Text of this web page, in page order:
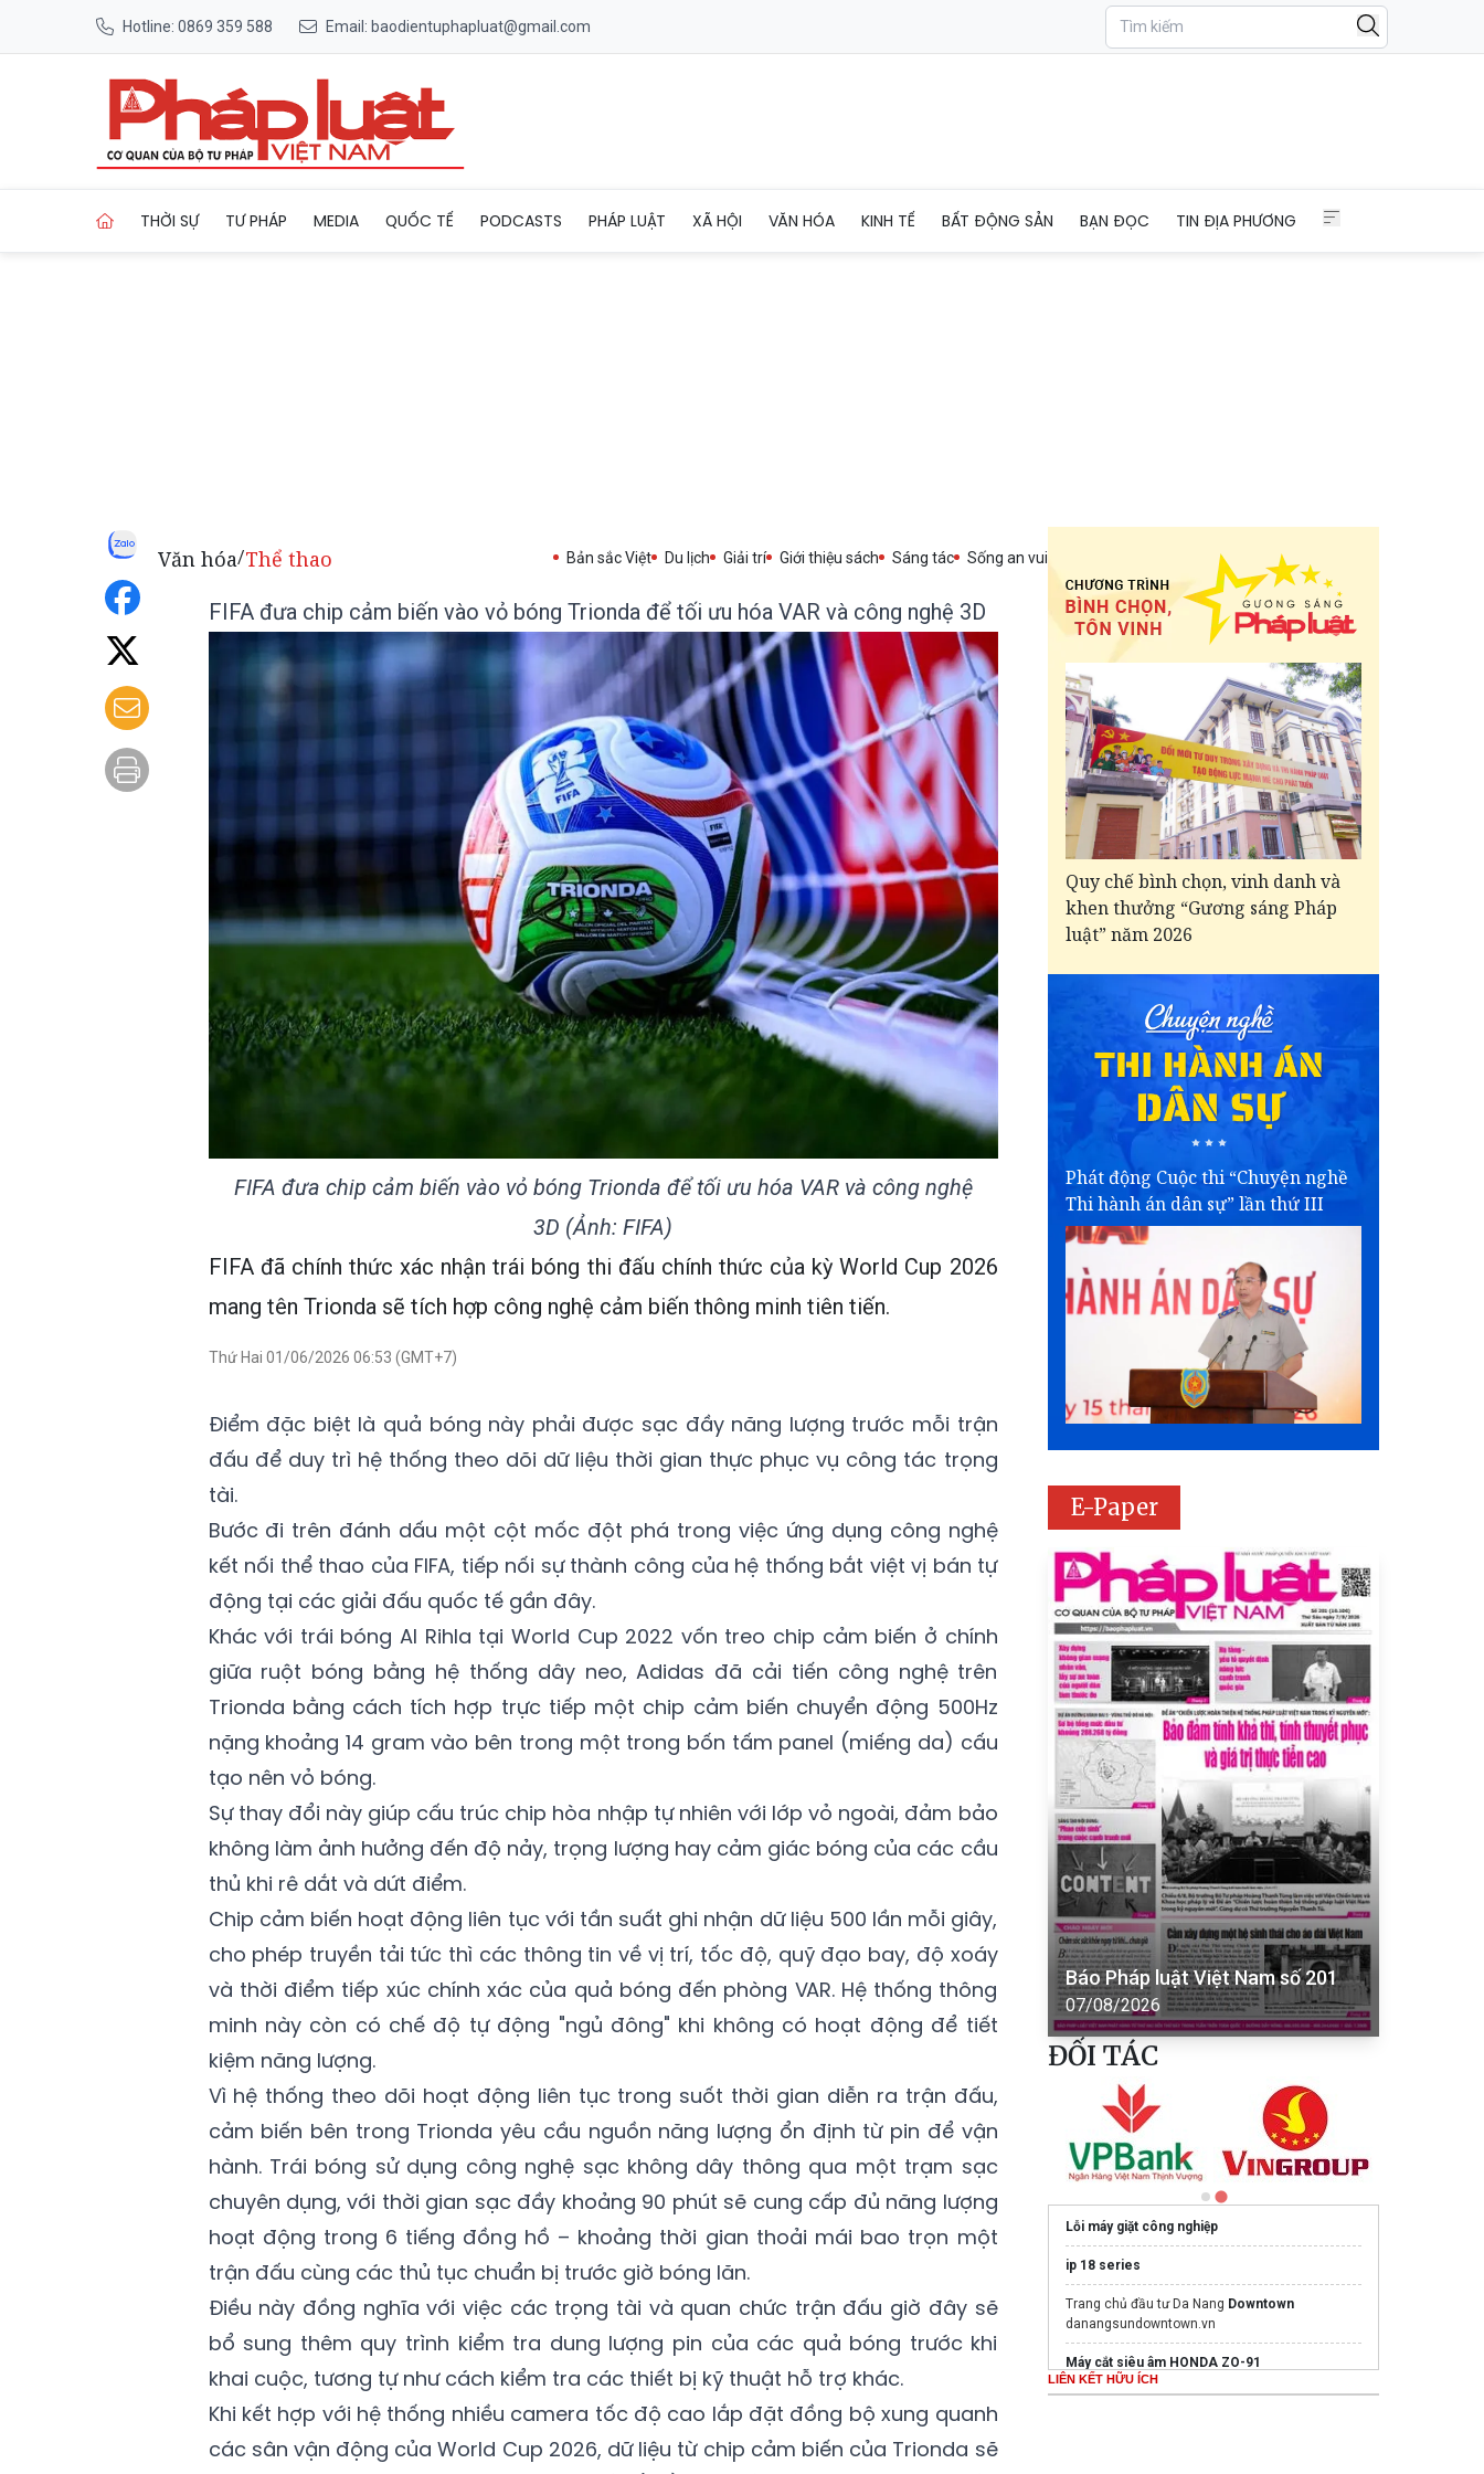
Hotline: 0869 359 588 Email: baodientuphapluat@gmail.com
THỜI SỰ TƯ PHÁP MEDIA QUỐC TẾ PODCASTS PHÁP LUẬT XÃ HỘI VĂN HÓA KINH TẾ BẤT ĐỘNG SẢN BẠN ĐỌC TIN ĐỊA PHƯƠNG
Văn hóa/Thể thao Bản sắc Việt Du lịch Giải trí Giới thiệu sách Sáng tác Sống an vui
FIFA đưa chip cảm biến vào vỏ bóng Trionda để tối ưu hóa VAR và công nghệ 3D
FIFA đưa chip cảm biến vào vỏ bóng Trionda để tối ưu hóa VAR và công nghệ
3D (Ảnh: FIFA)
FIFA đã chính thức xác nhận trái bóng thi đấu chính thức của kỳ World Cup 2026
mang tên Trionda sẽ tích hợp công nghệ cảm biến thông minh tiên tiến.
Thứ Hai 01/06/2026 06:53 (GMT+7)
Điểm đặc biệt là quả bóng này phải được sạc đầy năng lượng trước mỗi trận
đấu để duy trì hệ thống theo dõi dữ liệu thời gian thực phục vụ công tác trọng
tài.
Bước đi trên đánh dấu một cột mốc đột phá trong việc ứng dụng công nghệ
kết nối thể thao của FIFA, tiếp nối sự thành công của hệ thống bắt việt vị bán tự
động tại các giải đấu quốc tế gần đây.
Khác với trái bóng Al Rihla tại World Cup 2022 vốn treo chip cảm biến ở chính
giữa ruột bóng bằng hệ thống dây neo, Adidas đã cải tiến công nghệ trên
Trionda bằng cách tích hợp trực tiếp một chip cảm biến chuyển động 500Hz
nặng khoảng 14 gram vào bên trong một trong bốn tấm panel (miếng da) cấu
tạo nên vỏ bóng.
Sự thay đổi này giúp cấu trúc chip hòa nhập tự nhiên với lớp vỏ ngoài, đảm bảo
không làm ảnh hưởng đến độ nảy, trọng lượng hay cảm giác bóng của các cầu
thủ khi rê dắt và dứt điểm.
Chip cảm biến hoạt động liên tục với tần suất ghi nhận dữ liệu 500 lần mỗi giây,
cho phép truyền tải tức thì các thông tin về vị trí, tốc độ, quỹ đạo bay, độ xoáy
và thời điểm tiếp xúc chính xác của quả bóng đến phòng VAR. Hệ thống thông
minh này còn có chế độ tự động "ngủ đông" khi không có hoạt động để tiết
kiệm năng lượng.
Vì hệ thống theo dõi hoạt động liên tục trong suốt thời gian diễn ra trận đấu,
cảm biến bên trong Trionda yêu cầu nguồn năng lượng ổn định từ pin để vận
hành. Trái bóng sử dụng công nghệ sạc không dây thông qua một trạm sạc
chuyên dụng, với thời gian sạc đầy khoảng 90 phút sẽ cung cấp đủ năng lượng
hoạt động trong 6 tiếng đồng hồ – khoảng thời gian thoải mái bao trọn một
trận đấu cùng các thủ tục chuẩn bị trước giờ bóng lăn.
Điều này đồng nghĩa với việc các trọng tài và quan chức trận đấu giờ đây sẽ
bổ sung thêm quy trình kiểm tra dung lượng pin của các quả bóng trước khi
khai cuộc, tương tự như cách kiểm tra các thiết bị kỹ thuật hỗ trợ khác.
Khi kết hợp với hệ thống nhiều camera tốc độ cao lắp đặt đồng bộ xung quanh
các sân vận động của World Cup 2026, dữ liệu từ chip cảm biến của Trionda sẽ
Quy chế bình chọn, vinh danh và
khen thưởng “Gương sáng Pháp
luật” năm 2026
Phát động Cuộc thi “Chuyện nghề
Thi hành án dân sự” lần thứ III
E-Paper
Báo Pháp luật Việt Nam số 201
07/08/2026
ĐỐI TÁC
Lỗi máy giặt công nghiệp
ip 18 series
Trang chủ đầu tư Da Nang Downtown
danangsundowntown.vn
Máy cắt siêu âm HONDA ZO-91
LIÊN KẾT HỮU ÍCH